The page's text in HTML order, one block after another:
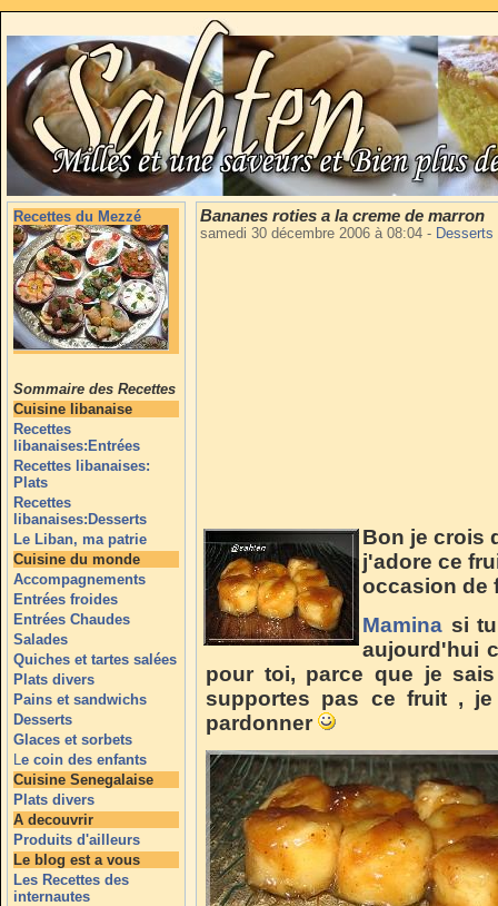
Recettes du Mezzé
Sommaire des Recettes
Cuisine libanaise
Recettes
libanaises:Entrées
Recettes libanaises:
Plats
Recettes
libanaises:Desserts
Le Liban, ma patrie
Cuisine du monde
Accompagnements
Entrées froides
Entrées Chaudes
Salades
Quiches et tartes salées
Plats divers
Pains et sandwichs
Desserts
Glaces et sorbets
Le coin des enfants
Cuisine Senegalaise
Plats divers
A decouvrir
Produits d'ailleurs
Le blog est a vous
Les Recettes des
internautes
Bananes roties a la creme de marron
samedi 30 décembre 2006 à 08:04 - Desserts
Bon je crois
j'adore ce
occasion de
Mamina si
aujourd'hui
pour toi, parce que je
supportes pas ce fruit ,
pardonner